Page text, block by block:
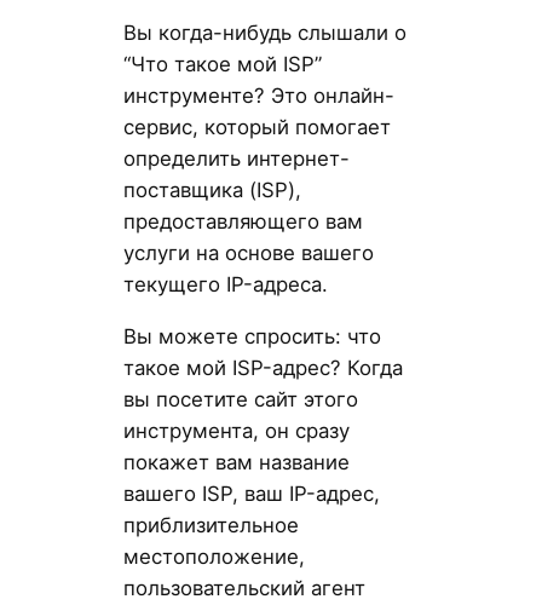
Вы когда-нибудь слышали о
“Что такое мой ISP”
инструменте? Это онлайн-
сервис, который помогает
определить интернет-
поставщика (ISP),
предоставляющего вам
услуги на основе вашего
текущего IP-адреса.
Вы можете спросить: что
такое мой ISP-адрес? Когда
вы посетите сайт этого
инструмента, он сразу
покажет вам название
вашего ISP, ваш IP-адрес,
приблизительное
местоположение,
пользовательский агент